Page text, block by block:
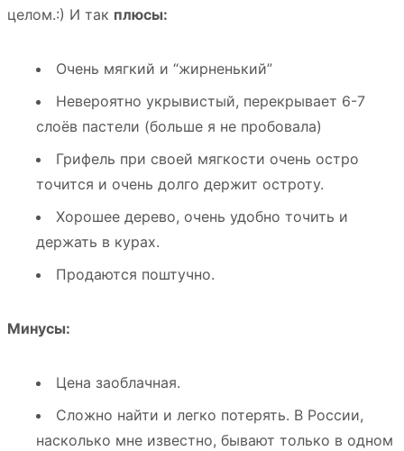
целом.:) И так плюсы:
Очень мягкий и “жирненький”
Невероятно укрывистый, перекрывает 6-7
слоёв пастели (больше я не пробовала)
Грифель при своей мягкости очень остро
точится и очень долго держит остроту.
Хорошее дерево, очень удобно точить и
держать в курах.
Продаются поштучно.
Минусы:
Цена заоблачная.
Сложно найти и легко потерять. В России,
насколько мне известно, бывают только в одном